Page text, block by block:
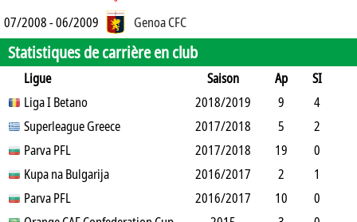
07/2008 - 06/2009
Genoa CFC
Statistiques de carrière en club
Ligue Saison Ap
SI
SO
B 2J CR Min
Liga I Betano 2018/2019 9
4
2
11 0 0 0 472
Superleague Greece 2017/2018 5
2
1
3 0 0 238
Parva PFL 2017/2018 19
0
1
0 0 1 0 1683
Kupa na Bulgarija 2016/2017 2
1
0
1 0 0 99
Parva PFL 2016/2017 10
0